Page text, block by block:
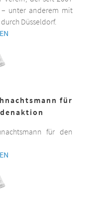
unter anderem mit
Düsseldorf.
für
für den